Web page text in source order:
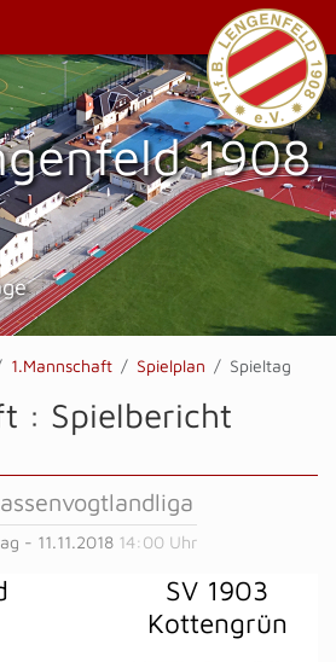
1908
1.Mannschaft Spielplan Spieltag
: Spielbericht
- 11.11.2018 14:00 Uhr
SV 1903
Kottengrün